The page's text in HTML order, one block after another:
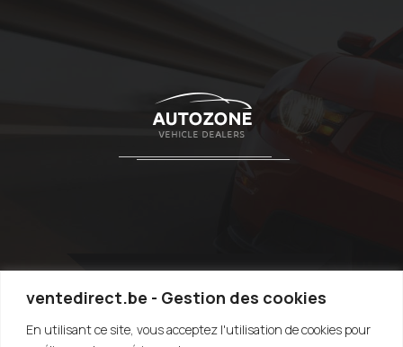
ventedirect.be - Gestion des cookies
En utilisant ce site, vous acceptez l'utilisation de cookies pour
TOP